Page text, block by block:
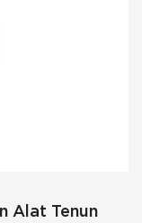
Alat Tenun